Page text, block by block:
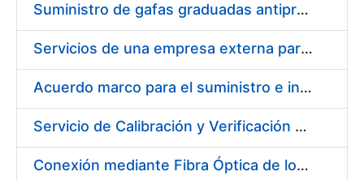
Suministro de gafas graduadas antiproyecciones para los trabajadores de la FNMT-RCM en los centros de trabajo de Madrid y Burgos
Servicios de una empresa externa para el asesoramiento y resolución de los recursos de alzada que se presentan relacionados con procesos de selección para la FNMT-RCM
Acuerdo marco para el suministro e instalación de persianas, estores y otros complementos
Servicio de Calibración y Verificación Externa de los Equipos de Medición del Servicio de Prevención de la FNMT-RCM
Conexión mediante Fibra Óptica de los Centros de Proceso de Datos (CPDs) de las sedes de la FNMT-RCM de Burgos y Madrid